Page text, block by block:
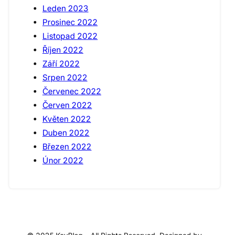
Leden 2023
Prosinec 2022
Listopad 2022
Říjen 2022
Září 2022
Srpen 2022
Červenec 2022
Červen 2022
Květen 2022
Duben 2022
Březen 2022
Únor 2022